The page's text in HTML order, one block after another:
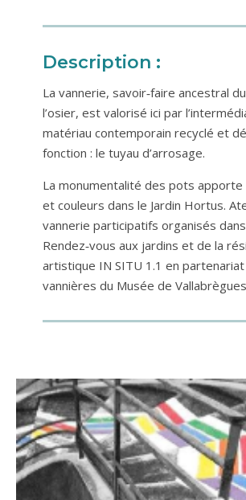
Description :
La vannerie, savoir‐faire ancestral
l’osier, est valorisé ici par
matériau contemporain recyclé et
fonction : le tuyau d’arrosage.
La monumentalité des pots apporte
et couleurs dans le Jardin Hortus.
vannerie participatifs organisés
Rendez‐vous aux jardins et de la
artistique IN SITU 1.1 en
vannières du Musée de